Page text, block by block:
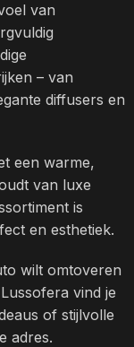
van
– van
diffusers en
een warme,
van luxe
is
en esthetiek.
wilt omtoveren
vind je
of stijlvolle
adres.